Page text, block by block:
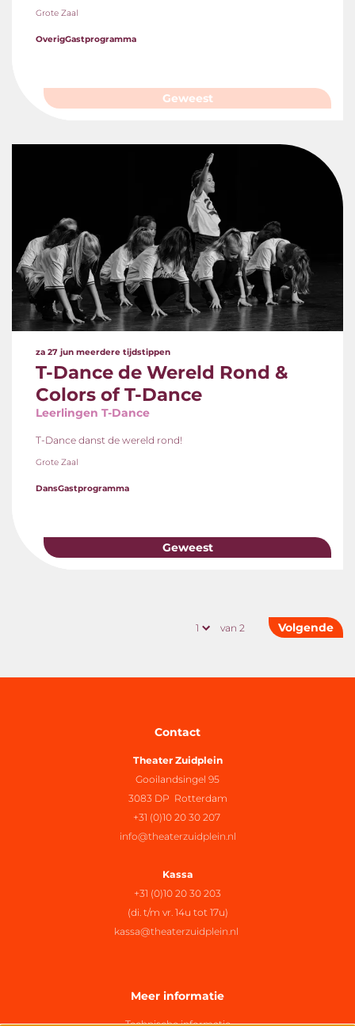
Grote Zaal
OverigGastprogramma
Geweest
T-Dance de Wereld Rond &
Colors of T-Dance
Leerlingen T-Dance
za 27 jun meerdere tijdstippen
T-Dance danst de wereld rond!
Grote Zaal
DansGastprogramma
Geweest
van 2 Volgende
Contact
Theater Zuidplein
Gooilandsingel 95
3083 DP Rotterdam
+31 (0)10 20 30 207
info@theaterzuidplein.nl
Kassa
+31 (0)10 20 30 203
(di. t/m vr. 14u tot 17u)
kassa@theaterzuidplein.nl
Meer informatie